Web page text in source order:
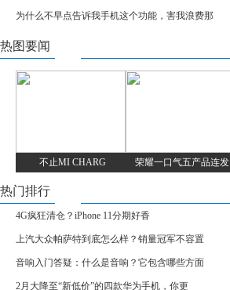
为什么不早点告诉我手机这个功能，害我浪费那
热图要闻
不止MI CHARG 荣耀一口气五产品连发
热门排行
4G疯狂清仓？iPhone 11分期好香
上汽大众帕萨特到底怎么样？销量冠军不容置
音响入门答疑：什么是音响？它包含哪些方面
2月大降至“新低价”的四款华为手机，你更